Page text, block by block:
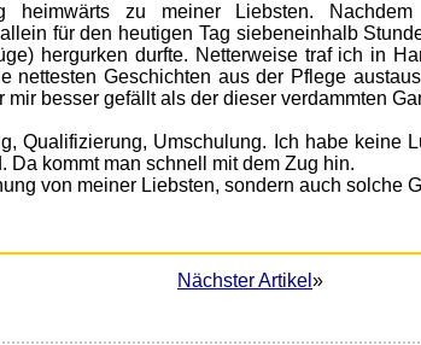
heimwärts zu meiner Liebsten.
für den heutigen Tag siebeneinhalb
hergurken durfte. Netterweise traf ich in
nettesten Geschichten aus der Pflege
besser gefällt als der dieser verdammten
Qualifizierung, Umschulung. Ich habe keine
Da kommt man schnell mit dem Zug hin.
von meiner Liebsten, sondern auch solche
Nächster Artikel »